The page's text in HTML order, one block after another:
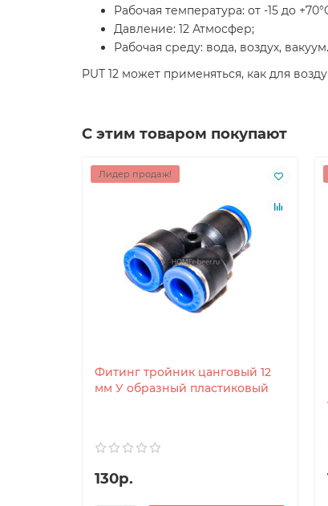
Рабочая температура: от -15 до
Давление: 12 Атмосфер;
Рабочая среду: вода, воздух, вакуум.
PUT 12 может применяться, как для
С этим товаром покупают
Лидер продаж!
Фитинг тройник цанговый 12
мм У образный пластиковый
130р.